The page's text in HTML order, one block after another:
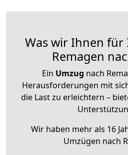
Was wir Ihnen für
Remagen
Ein Umzug nach
Herausforderungen mit
die Last zu erleichtern –
Wir haben mehr als 16
Umzügen nach